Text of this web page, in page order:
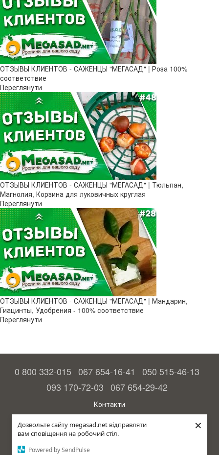
Дозвольте сайту megasad.net відправляти
вам сповіщення на робочий стіл.
Powered by SendPulse
×
ОТЗЫВЫ КЛИЕНТОВ - САЖЕНЦЫ "МЕГАСАД" | Роза 100%
соответствие
Переглянути
ОТЗЫВЫ КЛИЕНТОВ - САЖЕНЦЫ "МЕГАСАД" | Тюльпан,
Магнолия, Корзина для луковичных круглая
Переглянути
ОТЗЫВЫ КЛИЕНТОВ - САЖЕНЦЫ "МЕГАСАД" | Мандарин,
Гиацинты, Удобрения - 100% соответствие
Переглянути
0 800 332-015 067 654-16-41
050 515-46-13
093 170-72-03 067 654-29-42
Контакти
Повна версія сайту
© 2015—2026
Megasad – гарантія високого врожаю